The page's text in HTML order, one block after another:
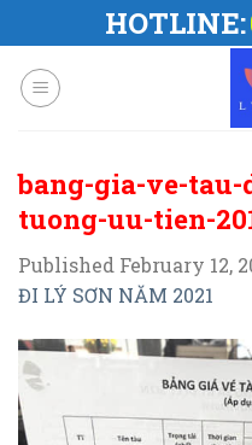
to
content
HOTLINE:
bang-gia-ve-
tuong-uu-tien-
Published February 12,
ĐI LÝ SƠN NĂM 2021